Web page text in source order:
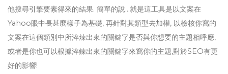
他搜尋引擎要素得來的結果. 簡單的說…就是這工具是以文案在
Yahoo眼中長甚麼樣子為基礎, 再針對其類型去加權, 以檢核你寫的
文案在這個類別中所淬煉出來的關鍵字是否與你想要的主題相呼應,
或者是你也可以根據淬鍊出來的關鍵字來寫你的主題,對於SEO有更
好的影響!